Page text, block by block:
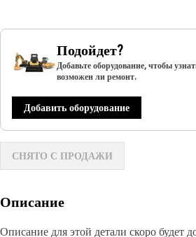
Подойдет?
Добавьте оборудование, чтобы
возможен ли ремонт.
Добавить оборудование
СНЯТО С ПРОДАЖИ
Описание
Описание для этой детали скоро будет